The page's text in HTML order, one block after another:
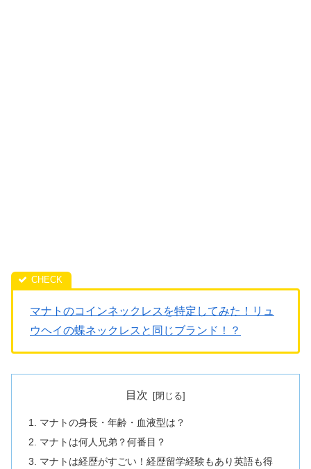
マナトのコインネックレスを特定してみた！リュ
ウヘイの蝶ネックレスと同じブランド！？
目次
マナトの身長・年齢・血液型は？
マナトは何人兄弟？何番目？
マナトは経歴がすごい！経歴留学経験もあり英語も得